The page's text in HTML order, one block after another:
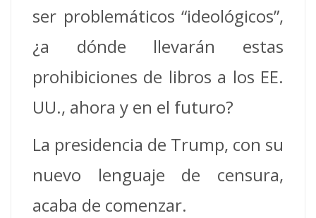
ser problemáticos “ideológicos”,
¿a dónde llevarán estas
prohibiciones de libros a los EE.
UU., ahora y en el futuro?
La presidencia de Trump, con su
nuevo lenguaje de censura,
acaba de comenzar.